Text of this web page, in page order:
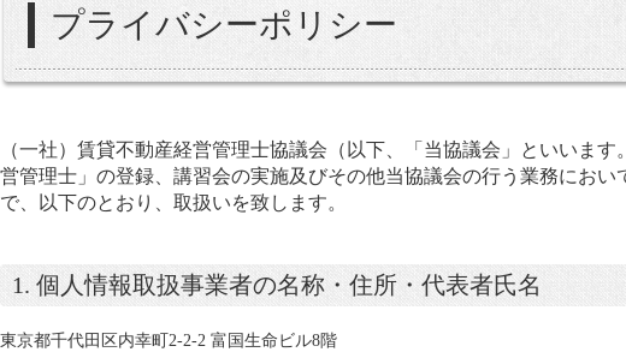
プライバシーポリシー
（一社）賃貸不動産経営管理士協議会（以下、「当協議会」といいま
営管理士」の登録、講習会の実施及びその他当協議会の行う業務にお
で、以下のとおり、取扱いを致します。
1. 個人情報取扱事業者の名称・住所・代表者氏名
東京都千代田区内幸町2-2-2 富国生命ビル8階